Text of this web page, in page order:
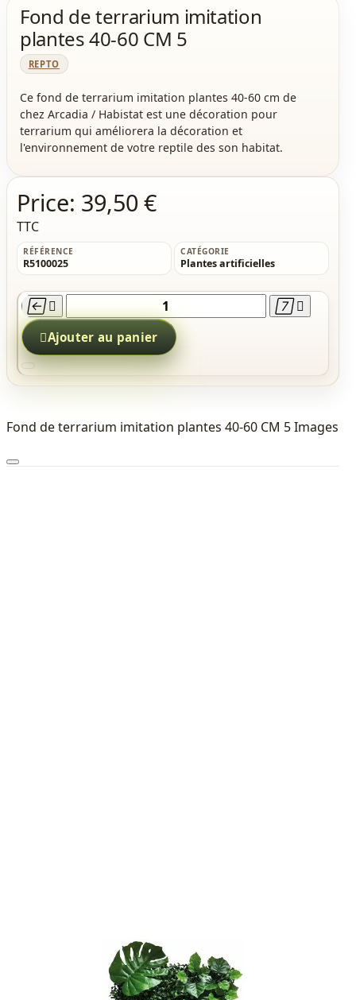
Fond de terrarium imitation
plantes 40-60 CM 5
REPTO
Ce fond de terrarium imitation plantes 40-60 cm de
chez Arcadia / Habistat est une décoration pour
terrarium qui améliorera la décoration et
l'environnement de votre reptile des son habitat.
Price: 39,50 €
TTC
RÉFÉRENCE
R5100025
CATÉGORIE
Plantes artificielles
   
Ajouter au panier
Fond de terrarium imitation plantes 40-60 CM 5 Images